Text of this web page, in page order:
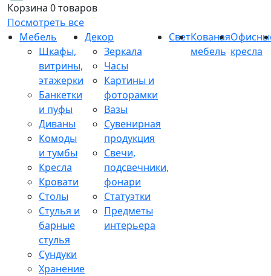
Корзина 0 товаров
Посмотреть все
Мебель
Шкафы,
витрины,
этажерки
Банкетки
и пуфы
Диваны
Комоды
и тумбы
Кресла
Кровати
Столы
Стулья и
барные
стулья
Сундуки
Хранение
Декор
Зеркала
Часы
Картины и
фоторамки
Вазы
Сувенирная
продукция
Свечи,
подсвечники,
фонари
Статуэтки
Предметы
интерьера
СветКованая
мебель кресла